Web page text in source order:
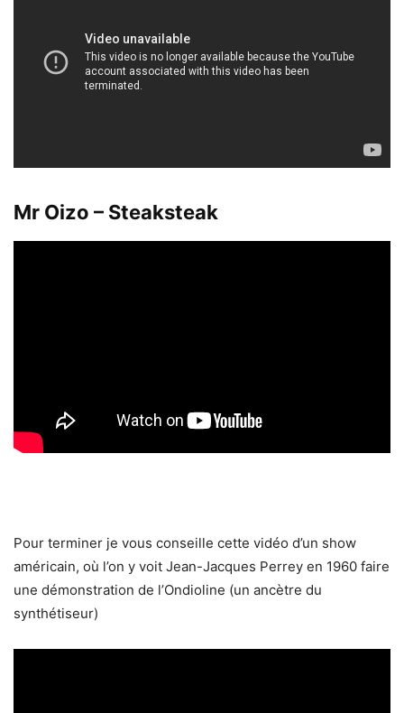
Mr Oizo – Steaksteak
Pour terminer je vous conseille cette vidéo d’un show
américain, où l’on y voit Jean-Jacques Perrey en 1960 faire
une démonstration de l’Ondioline (un ancètre du
synthétiseur)